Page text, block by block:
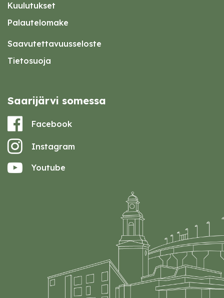
Kuulutukset
Palautelomake
Saavutettavuusseloste
Tietosuoja
Saarijärvi somessa
Facebook
Instagram
Youtube